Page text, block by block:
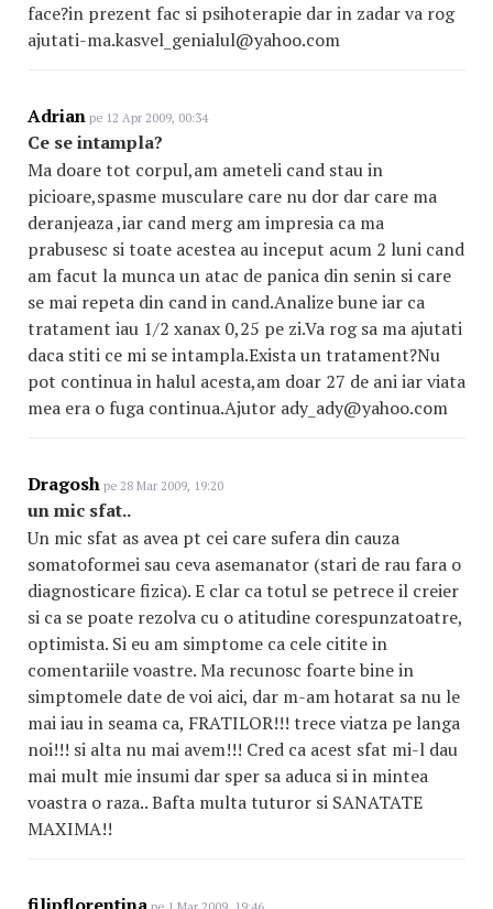
face?in prezent fac si psihoterapie dar in zadar va rog
ajutati-ma.kasvel_genialul@yahoo.com
Adrian pe 12 Apr 2009, 00:34
Ce se intampla?
Ma doare tot corpul,am ameteli cand stau in
picioare,spasme musculare care nu dor dar care ma
deranjeaza ,iar cand merg am impresia ca ma
prabusesc si toate acestea au inceput acum 2 luni cand
am facut la munca un atac de panica din senin si care
se mai repeta din cand in cand.Analize bune iar ca
tratament iau 1/2 xanax 0,25 pe zi.Va rog sa ma ajutati
daca stiti ce mi se intampla.Exista un tratament?Nu
pot continua in halul acesta,am doar 27 de ani iar viata
mea era o fuga continua.Ajutor ady_ady@yahoo.com
Dragosh pe 28 Mar 2009, 19:20
un mic sfat..
Un mic sfat as avea pt cei care sufera din cauza
somatoformei sau ceva asemanator (stari de rau fara o
diagnosticare fizica). E clar ca totul se petrece il creier
si ca se poate rezolva cu o atitudine corespunzatoatre,
optimista. Si eu am simptome ca cele citite in
comentariile voastre. Ma recunosc foarte bine in
simptomele date de voi aici, dar m-am hotarat sa nu le
mai iau in seama ca, FRATILOR!!! trece viatza pe langa
noi!!! si alta nu mai avem!!! Cred ca acest sfat mi-l dau
mai mult mie insumi dar sper sa aduca si in mintea
voastra o raza.. Bafta multa tuturor si SANATATE
MAXIMA!!